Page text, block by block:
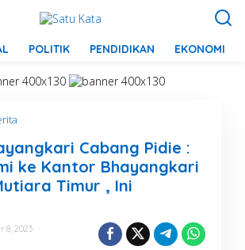
POLITIK PENDIDIKAN EKONOMI
t
u
a
B
y
Cabang Pidie :
ke Kantor Bhayangkari
Timur , Ini
8, 2023